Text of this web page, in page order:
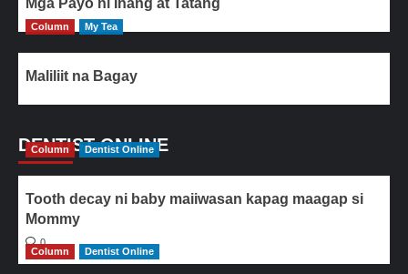
Mga Payo ni Inang at Tatang
Column My Tea
Maliliit na Bagay
DENTIST ONLINE
Column Dentist Online
Tooth decay ni baby maiiwasan kapag maagap si
Mommy
0
Column
Dentist Online